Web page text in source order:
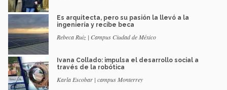
Es arquitecta, pero su pasión la llevó a la
ingeniería y recibe beca
Rebeca Ruiz | Campus Ciudad de México
Ivana Collado: impulsa el desarrollo social a
través de la robótica
Karla Escobar | campus Monterrey